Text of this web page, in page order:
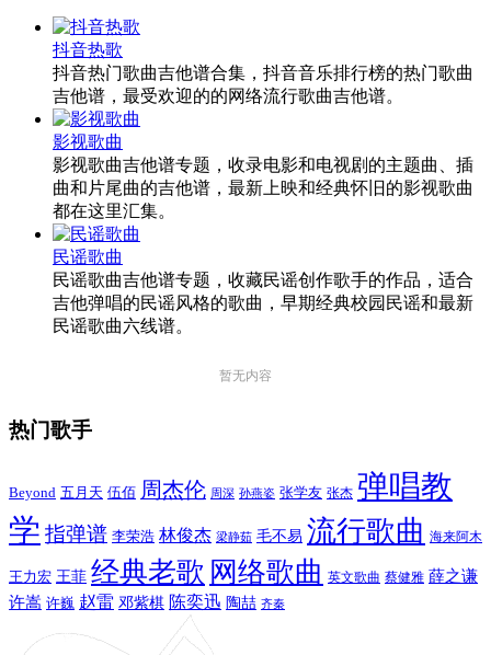
抖音热歌
抖音热门歌曲吉他谱合集，抖音音乐排行榜的热门歌曲
吉他谱，最受欢迎的的网络流行歌曲吉他谱。
影视歌曲
影视歌曲吉他谱专题，收录电影和电视剧的主题曲、插
曲和片尾曲的吉他谱，最新上映和经典怀旧的影视歌曲
都在这里汇集。
民谣歌曲
民谣歌曲吉他谱专题，收藏民谣创作歌手的作品，适合
吉他弹唱的民谣风格的歌曲，早期经典校园民谣和最新
民谣歌曲六线谱。
暂无内容
热门歌手
Beyond 五月天 伍佰 周杰伦 周深 孙燕姿 张学友 张杰 弹唱教
学 指弹谱 李荣浩 林俊杰 梁静茹 毛不易 流行歌曲 海来阿木
王力宏 王菲 经典老歌 网络歌曲 英文歌曲 蔡健雅 薛之谦
许嵩 许巍 赵雷 邓紫棋 陈奕迅 陶喆 齐秦